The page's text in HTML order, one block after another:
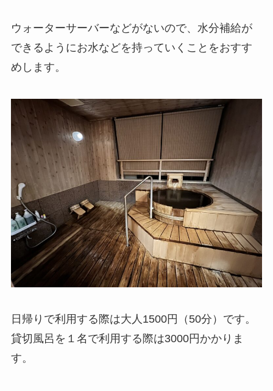
ウォーターサーバーなどがないので、水分補給が
できるようにお水などを持っていくことをおすす
めします。
日帰りで利用する際は大人1500円（50分）です。
貸切風呂を１名で利用する際は3000円かかりま
す。